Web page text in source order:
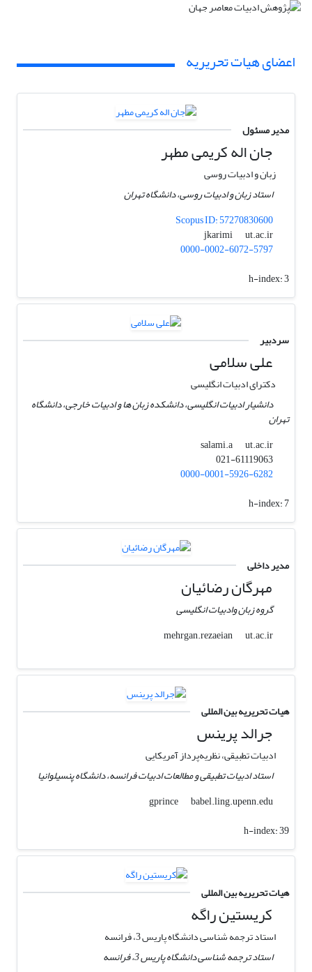
اعضای هیات تحریریه
مدیر مسئول
جان اله کریمی مطهر
زبان و ادبیات روسی
استاد زبان و ادبیات روسی، دانشگاه تهران
Scopus ID: 57270830600
jkarimi
ut.ac.ir
0000-0002-6072-5797
h-index:3
سردبیر
علی سلامی
دکترای ادبیات انگلیسی
دانشیار ادبیات انگلیسی، دانشکده زبان ها و ادبیات خارجی، دانشگاه
تهران
salami.a
ut.ac.ir
021-61119063
0000-0001-5926-6282
h-index:7
مدیر داخلی
مهرگان رضائیان
گروه زبان وادبیات انگلیسی
mehrgan.rezaeian
ut.ac.ir
هیات تحریریه بین المللی
جرالد پرینس
ادبیات تطبیقی، نظریه‌پرداز آمریکایی
استاد ادبیات تطبیقی و مطالعات ادبیات فرانسه، دانشگاه پنسیلوانیا
gprince
babel.ling.upenn.edu
h-index:39
هیات تحریریه بین المللی
کریستین راگه
استاد ترجمه شناسی دانشگاه پاریس 3، فرانسه
استاد ترجمه شناسی دانشگاه پاریس 3، فرانسه